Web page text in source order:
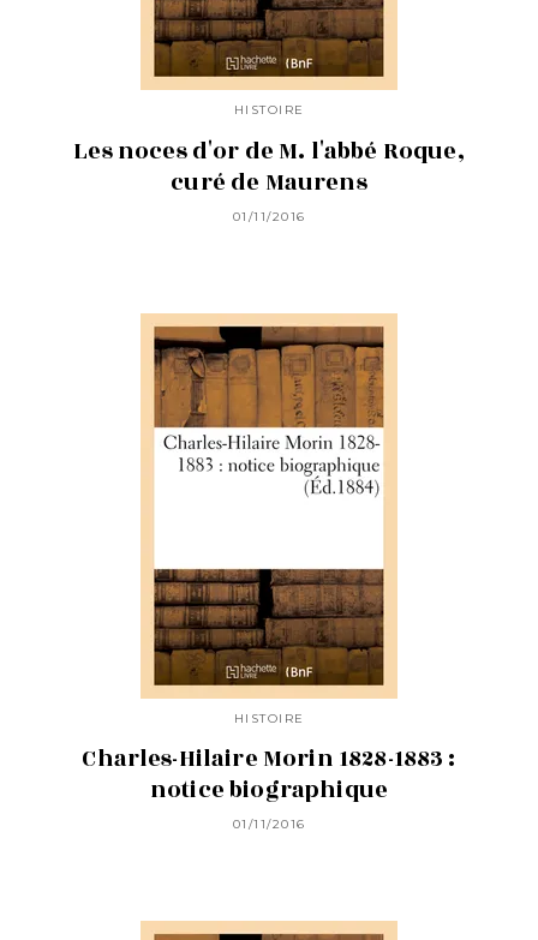
HISTOIRE
Les noces d'or de M. l'abbé Roque,
curé de Maurens
01/11/2016
HISTOIRE
Charles-Hilaire Morin 1828-1883 :
notice biographique
01/11/2016